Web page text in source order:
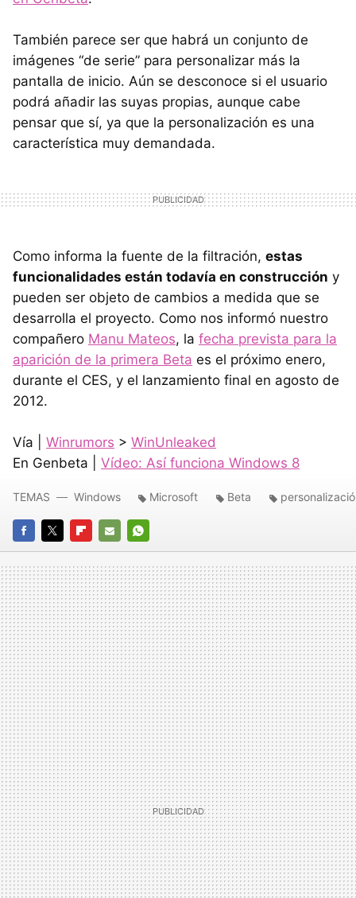
También parece ser que habrá un conjunto de
imágenes “de serie” para personalizar más la
pantalla de inicio. Aún se desconoce si el usuario
podrá añadir las suyas propias, aunque cabe
pensar que sí, ya que la personalización es una
característica muy demandada.
Como informa la fuente de la filtración, estas
funcionalidades están todavía en construcción y
pueden ser objeto de cambios a medida que se
desarrolla el proyecto. Como nos informó nuestro
compañero Manu Mateos, la fecha prevista para la
aparición de la primera Beta es el próximo enero,
durante el CES, y el lanzamiento final en agosto de
2012.
Vía | Winrumors > WinUnleaked
En Genbeta | Vídeo: Así funciona Windows 8
FACEBOOK
TWITTERFLIPBOARD
E-
MAIL
WHATSAPP
TEMAS Windows Microsoft Beta